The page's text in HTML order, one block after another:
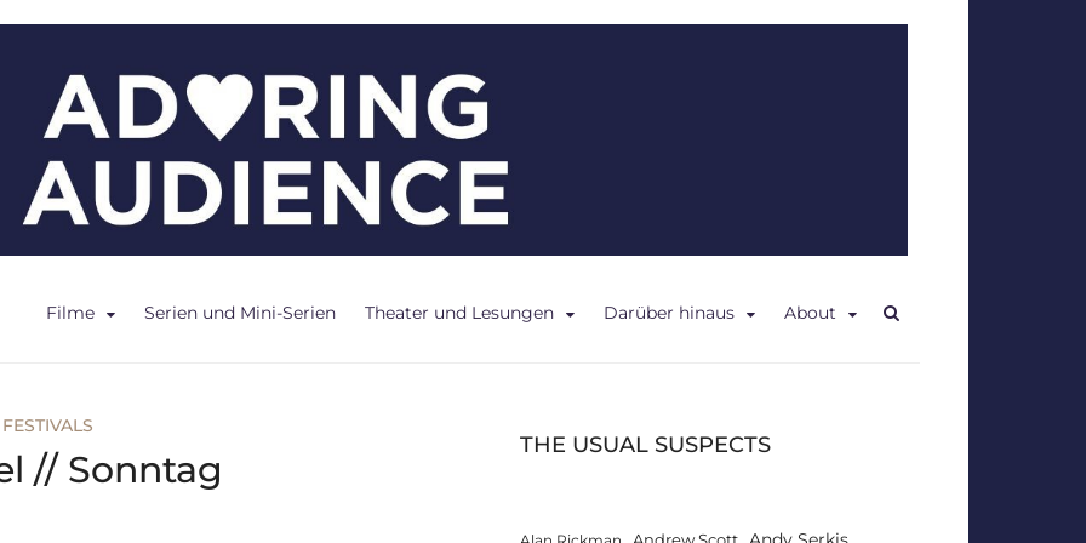
Filme Serien und Mini-Serien Theater und Lesungen Darüber hinaus About
FESTIVALS
// Sonntag
THE USUAL SUSPECTS
Andy Serkis